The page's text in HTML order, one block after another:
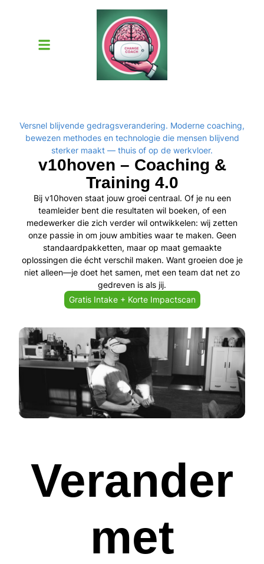
Versnel blijvende gedragsverandering. Moderne coaching,
bewezen methodes en technologie die mensen blijvend
sterker maakt — thuis of op de werkvloer.
v10hoven – Coaching &
Training 4.0
Bij v10hoven staat jouw groei centraal. Of je nu een
teamleider bent die resultaten wil boeken, of een
medewerker die zich verder wil ontwikkelen: wij zetten
onze passie in om jouw ambities waar te maken. Geen
standaardpakketten, maar op maat gemaakte
oplossingen die écht verschil maken. Want groeien doe je
niet alleen—je doet het samen, met een team dat net zo
gedreven is als jij.
Gratis Intake + Korte Impactscan
Verander
met